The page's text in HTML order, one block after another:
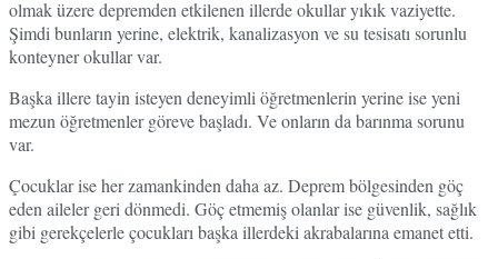
olmak üzere depremden etkilenen illerde okullar yıkık vaziyette.
Şimdi bunların yerine, elektrik, kanalizasyon ve su tesisatı sorunlu
konteyner okullar var.
Başka illere tayin isteyen deneyimli öğretmenlerin yerine ise yeni
mezun öğretmenler göreve başladı. Ve onların da barınma sorunu
var.
Çocuklar ise her zamankinden daha az. Deprem bölgesinden göç
eden aileler geri dönmedi. Göç etmemiş olanlar ise güvenlik, sağlık
gibi gerekçelerle çocukları başka illerdeki akrabalarına emanet etti.